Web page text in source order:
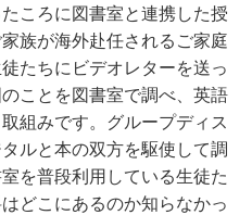
ころに図書室と連携した授
族が海外赴任されるご家庭
たちにビデオレターを送っ
ことを図書室で調べ、英語
組みです。グループディス
ルと本の双方を駆使して調
を普段利用している生徒た
どこにあるのか知らなかっ